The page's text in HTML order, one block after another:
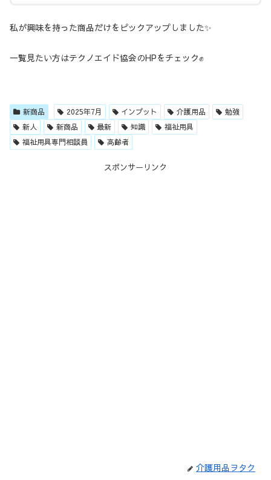
私が興味を持った商品だけをピックアップしました✨
一覧見たい方はテクノエイド協会のHPをチェック✊
新商品 2025年7月 インプット 介護用品
勉強
新人
新商品 最新 知識
福祉用具
福祉用具専門相談員
高齢者
スポンサーリンク
介護用品ヲタク